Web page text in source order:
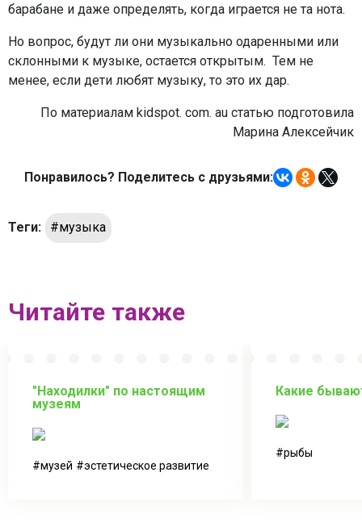
барабане и даже определять, когда играется не та нота.
Но вопрос, будут ли они музыкально одаренными или
склонными к музыке, остается открытым. Тем не
менее, если дети любят музыку, то это их дар.
По материалам kidspot. com. au статью подготовила
Марина Алексейчик
Понравилось? Поделитесь с друзьями:
Теги: #музыка
Читайте также
"Находилки" по настоящим
музеям
музей эстетическое развитие
Какие
рыбы